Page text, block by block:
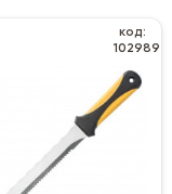
код:
102989